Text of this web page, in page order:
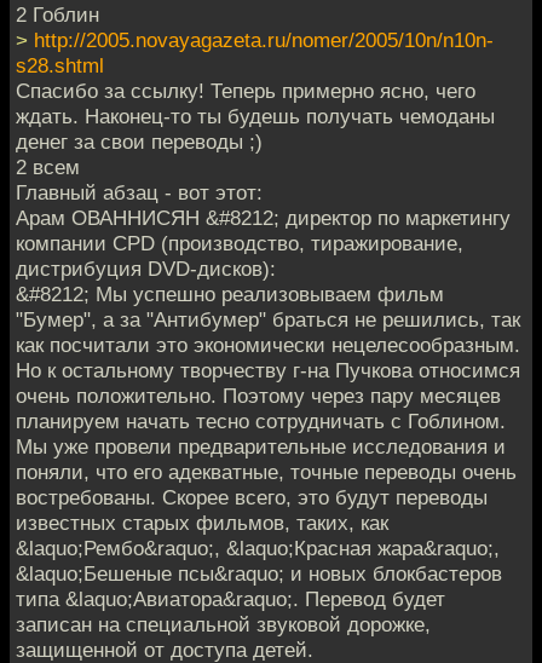
2 Гоблин
> http://2005.novayagazeta.ru/nomer/2005/10n/n10n-
s28.shtml
Спасибо за ссылку! Теперь примерно ясно, чего
ждать. Наконец-то ты будешь получать чемоданы
денег за свои переводы ;)
2 всем
Главный абзац - вот этот:
Арам ОВАННИСЯН &#8212; директор по маркетингу
компании CPD (производство, тиражирование,
дистрибуция DVD-дисков):
&#8212; Мы успешно реализовываем фильм
"Бумер", а за "Антибумер" браться не решились, так
как посчитали это экономически нецелесообразным.
Но к остальному творчеству г-на Пучкова относимся
очень положительно. Поэтому через пару месяцев
планируем начать тесно сотрудничать с Гоблином.
Мы уже провели предварительные исследования и
поняли, что его адекватные, точные переводы очень
востребованы. Скорее всего, это будут переводы
известных старых фильмов, таких, как
&laquo;Рембо&raquo;, &laquo;Красная жара&raquo;,
&laquo;Бешеные псы&raquo; и новых блокбастеров
типа &laquo;Авиатора&raquo;. Перевод будет
записан на специальной звуковой дорожке,
защищенной от доступа детей.